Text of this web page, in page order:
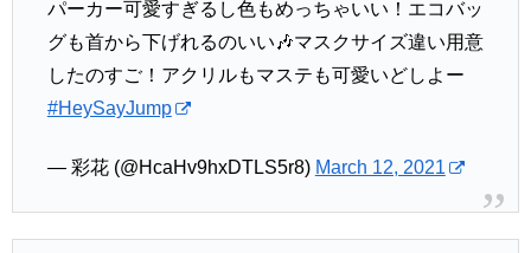
パーカー可愛すぎるし色もめっちゃいい！エコバッ
グも首から下げれるのいい🎶マスクサイズ違い用意
したのすご！アクリルもマステも可愛いどしよー
#HeySayJump
— 彩花 (@HcaHv9hxDTLS5r8) March 12, 2021